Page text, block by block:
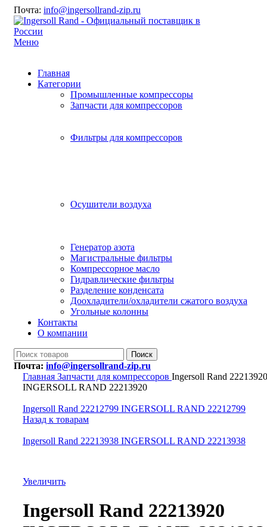
Почта: info@ingersollrand-zip.ru
Меню
Главная
Категории
Промышленные компрессоры
Запчасти для компрессоров
Фильтры для компрессоров
Осушители воздуха
Генератор азота
Магистральные фильтры
Компрессорное масло
Гидравлические фильтры
Разделение конденсата
Доохладители/охладители сжатого воздуха
Угольные колонны
Контакты
О компании
Поиск
Почта: info@ingersollrand-zip.ru
Главная Запчасти для компрессоров Ingersoll Rand 22213920
INGERSOLL RAND 22213920
Ingersoll Rand 22212799 INGERSOLL RAND 22212799
Назад к товарам
Ingersoll Rand 22213938 INGERSOLL RAND 22213938
Увеличить
Ingersoll Rand 22213920